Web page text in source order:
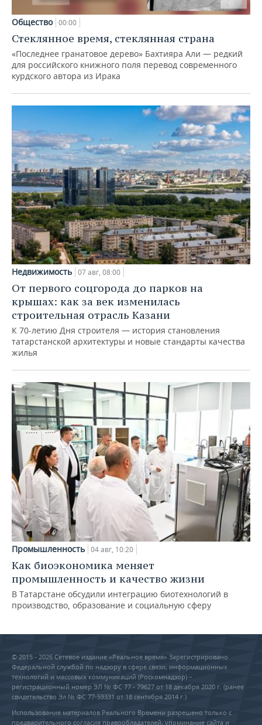
Общество 00:00
Стеклянное время, стеклянная страна
«Последнее гранатовое дерево» Бахтияра Али — редкий
для российского книжного поля перевод современного
курдского автора из Ирака
Недвижимость 07 авг, 08:00
От первого соцгорода до парков на
крышах: как за век изменилась
строительная отрасль Казани
К 70-летию Дня строителя — история становления
татарстанской архитектуры и новые стандарты качества
жилья
Промышленность 04 авг, 10:20
Как биоэкономика меняет
промышленность и качество жизни
В Татарстане обсудили интеграцию биотехнологий в
производство, образование и социальную сферу
© 2015 - 2026 Сетевое издание «Реальное время» Зарегистрировано
Федеральной службой по надзору в сфере связи, информационных
технологий и массовых коммуникаций (Роскомнадзор) –
регистрационный номер ЭЛ № ФС 77 - 79627 от 18 декабря 2020 г. (ранее
свидетельство Эл № ФС 77-59331 от 18 сентября 2014 г.)
Использование материалов Реального Времени разрешено только с
предварительного согласия правообладателей, упоминание сайта и